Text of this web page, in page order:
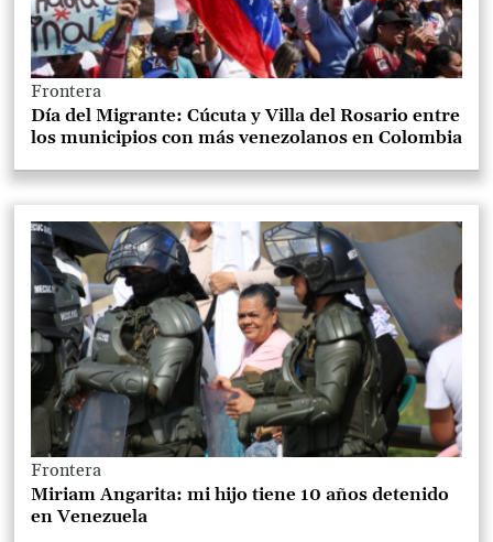
Frontera
Día del Migrante: Cúcuta y Villa del Rosario entre
los municipios con más venezolanos en Colombia
Frontera
Miriam Angarita: mi hijo tiene 10 años detenido
en Venezuela